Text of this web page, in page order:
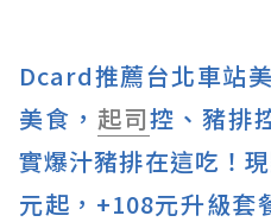
Dcard推薦台北車站
美食， 起司控、豬排
實爆汁豬排在這吃！
元起，+108元升級套